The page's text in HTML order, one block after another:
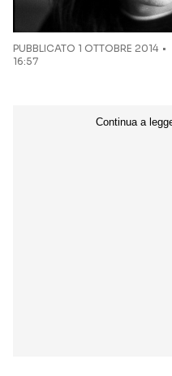
PUBBLICATO 1 OTTOBRE 2014
16:57